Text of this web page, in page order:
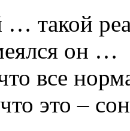
… такой
он …
все
это –